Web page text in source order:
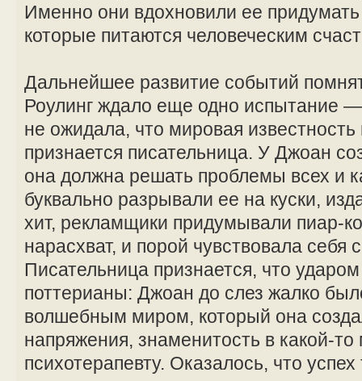
Именно они вдохновили ее
которые питаются человеческим
Дальнейшее развитие событий
Роулинг ждало еще одно испытание
не ожидала, что мировая известность
признается писательница. У Джоан
она должна решать проблемы всех и
буквально разрывали ее на куски,
хит, рекламщики придумывали пиар-
нарасхват, и порой чувствовала себя
Писательница признается, что
поттерианы: Джоан до слез жалко
волшебным миром, который она
напряжения, знаменитость в какой-
психотерапевту. Оказалось, что